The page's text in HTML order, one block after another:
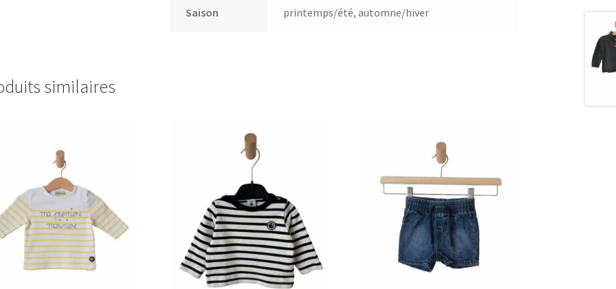
Saison printemps/été, automne/hiver
similaires